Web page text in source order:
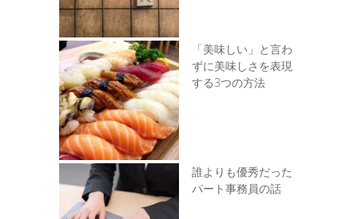
「美味しい」と言わ
ずに美味しさを表現
する3つの方法
誰よりも優秀だった
パート事務員の話